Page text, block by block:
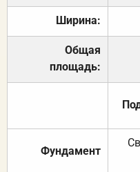
Ширина:
Общая
площадь:
Фундамент